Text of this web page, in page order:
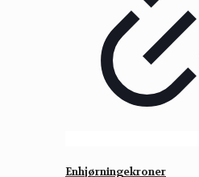
Enhjørningekroner